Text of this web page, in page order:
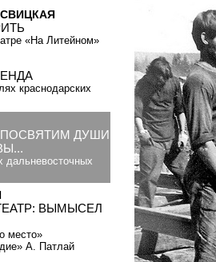
«На Литейном»
краснодарских
ПОСВЯТИМ ДУШИ
дальневосточных
ВЫМЫСЕЛ
место»
А. Патлай